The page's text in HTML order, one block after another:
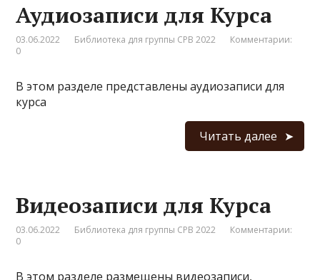
Аудиозаписи для Курса
03.06.2022 Библиотека для группы СРВ 2022
Комментарии:
0
В этом разделе представлены аудиозаписи для
курса
Читать далее
Видеозаписи для Курса
03.06.2022 Библиотека для группы СРВ 2022
Комментарии:
0
В этом разделе размещены видеозаписи,